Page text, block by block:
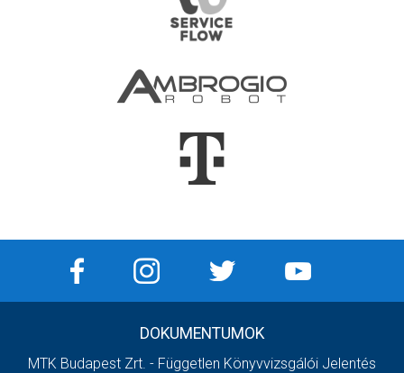
DOKUMENTUMOK
MTK Budapest Zrt. - Független Könyvvizsgálói Jelentés